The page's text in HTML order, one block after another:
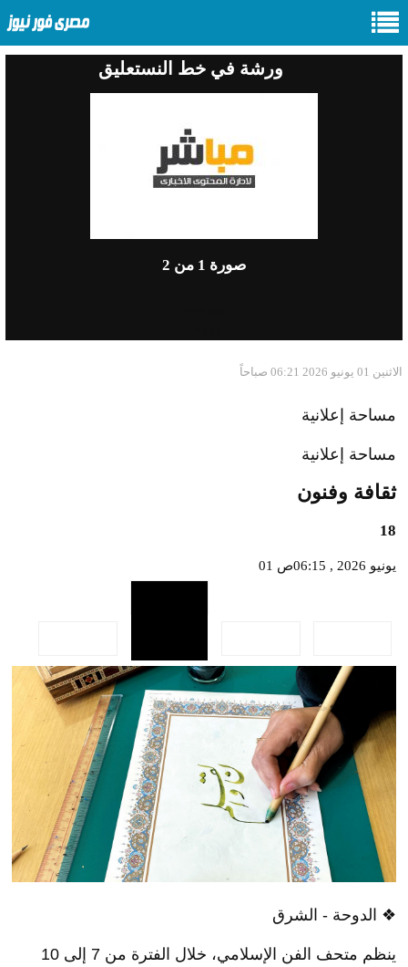
ورشة في خط النستعليق
صورة 1 من 2
الاثنين 01 يونيو 2026 06:21 صباحاً
مساحة إعلانية
مساحة إعلانية
ثقافة وفنون
18
01 يونيو 2026 , 06:15ص
❖ الدوحة - الشرق
ينظم متحف الفن الإسلامي، خلال الفترة من 7 إلى 10